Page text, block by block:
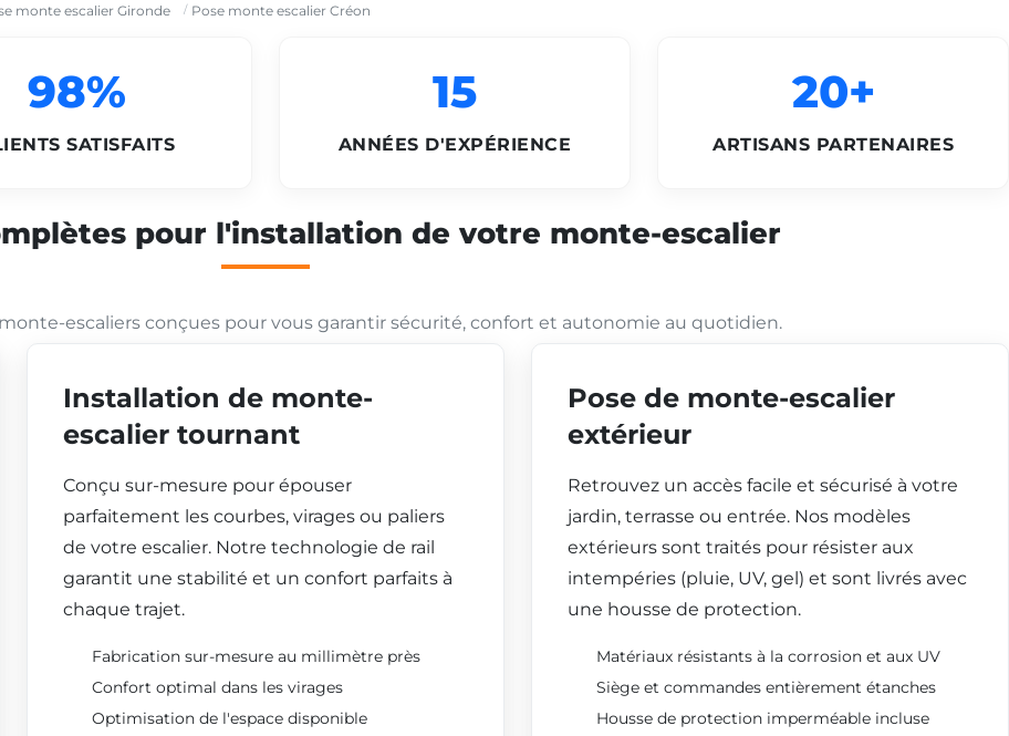
monte escalier Gironde Pose monte escalier Créon
98%
SATISFAITS
15
ANNÉES D'EXPÉRIENCE
20+
ARTISANS PARTENAIRES
pour l'installation de votre monte-escalier
escaliers conçues pour vous garantir sécurité, confort et autonomie au quotidien.
Installation de monte-
escalier tournant
Conçu sur-mesure pour épouser
parfaitement les courbes, virages ou paliers
de votre escalier. Notre technologie de rail
garantit une stabilité et un confort parfaits à
chaque trajet.
Fabrication sur-mesure au millimètre près
Confort optimal dans les virages
Optimisation de l'espace disponible
Pose de monte-escalier
extérieur
Retrouvez un accès facile et sécurisé à votre
jardin, terrasse ou entrée. Nos modèles
extérieurs sont traités pour résister aux
intempéries (pluie, UV, gel) et sont livrés avec
une housse de protection.
Matériaux résistants à la corrosion et aux UV
Siège et commandes entièrement étanches
Housse de protection imperméable incluse